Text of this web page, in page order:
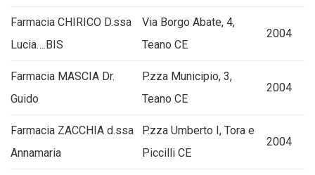
Farmacia CHIRICO D.ssa
Lucia….BIS
Via Borgo Abate, 4,
Teano CE
2004
Farmacia MASCIA Dr.
Guido
P.zza Municipio, 3,
Teano CE
2004
Farmacia ZACCHIA d.ssa
Annamaria
P.zza Umberto I, Tora e
Piccilli CE
2004